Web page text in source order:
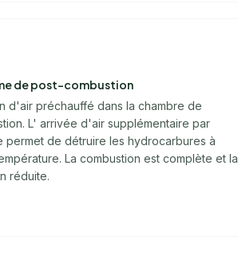
de post-combustion
d'air préchauffé dans la chambre de
L' arrivée d'air supplémentaire par
permet de détruire les hydrocarbures à
La combustion est complète et la
réduite.